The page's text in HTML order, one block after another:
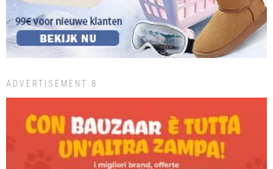
ADVERTISEMENT 8